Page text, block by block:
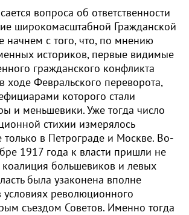
вопроса об ответственности
широкомасштабной Гражданской
начнем с того, что, по мнению
историков, первые видимые
гражданского конфликта
ходе Февральского переворота,
которого стали
и меньшевики. Уже тогда число
стихии измерялось
только в Петрограде и Москве. Во-
1917 года к власти пришли не
большевиков и левых
была узаконена вполне
революционного
съездом Советов. Именно тогда